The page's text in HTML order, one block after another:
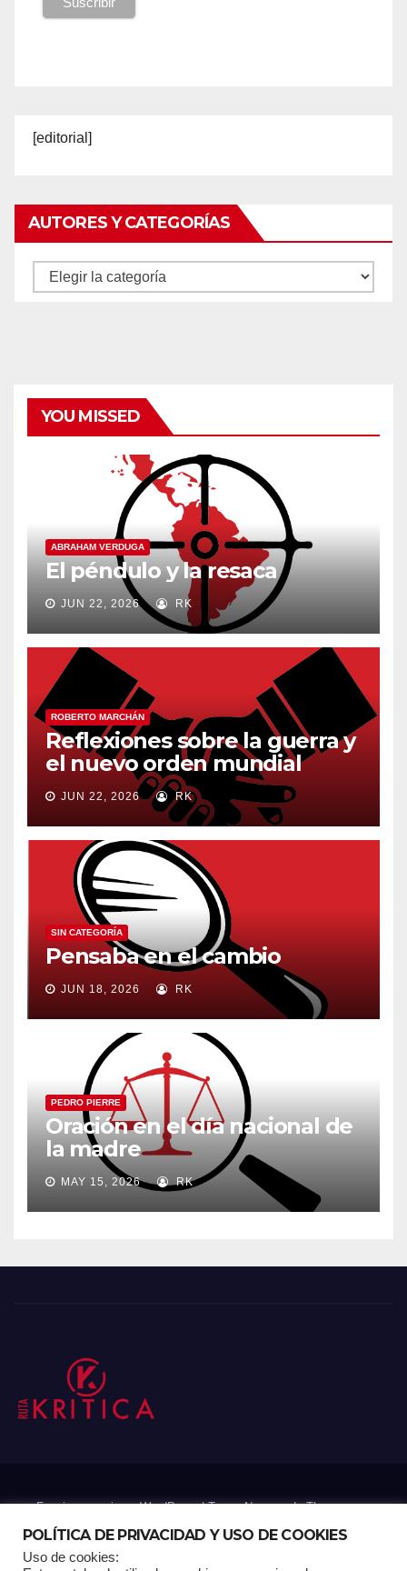
[editorial]
AUTORES Y CATEGORÍAS
Autores
YOU MISSED
ABRAHAM VERDUGA
El péndulo y la resaca
JUN 22, 2026 RK
ROBERTO MARCHÁN
Reflexiones sobre la guerra y
el nuevo orden mundial
JUN 22, 2026 RK
SIN CATEGORÍA
Pensaba en el cambio
JUN 18, 2026 RK
PEDRO PIERRE
Oración en el día nacional de
la madre
MAY 15, 2026 RK
Funciona gracias a WordPress|Tema: Newsup deThemeansar
POLÍTICA DE PRIVACIDAD Y USO DE COOKIES
Uso de cookies: